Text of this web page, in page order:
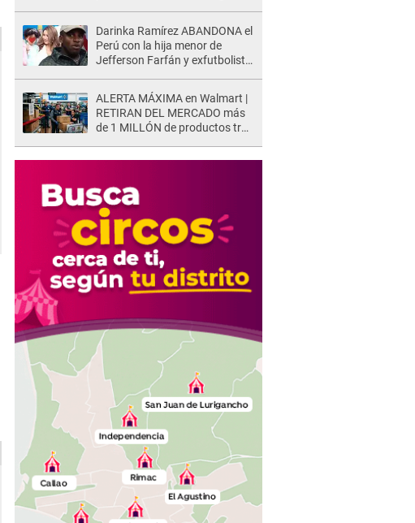
Darinka Ramírez ABANDONA el
Perú con la hija menor de
Jefferson Farfán y exfutbolista
ALERTA MÁXIMA en Walmart |
RETIRAN DEL MERCADO más
de 1 MILLÓN de productos tras